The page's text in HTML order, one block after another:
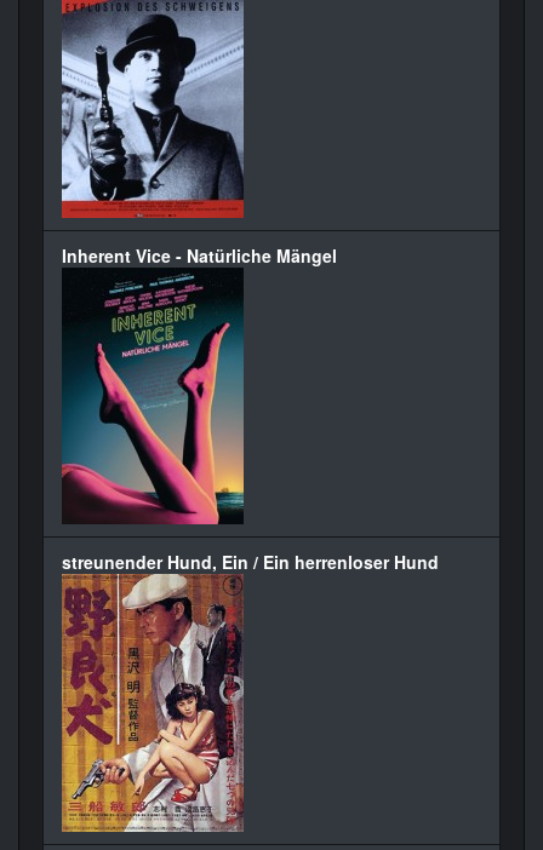
Inherent Vice - Natürliche Mängel
streunender Hund, Ein / Ein herrenloser Hund